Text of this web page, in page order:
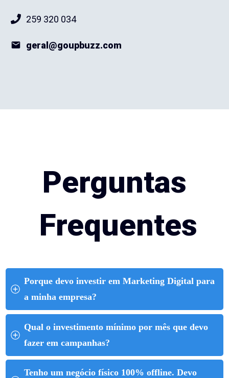
259 320 034
geral@goupbuzz.com
Perguntas
Frequentes
Porque devo investir em Marketing Digital para
a minha empresa?
Qual o investimento mínimo por mês que devo
fazer em campanhas?
Tenho um negócio físico 100% offline. Devo